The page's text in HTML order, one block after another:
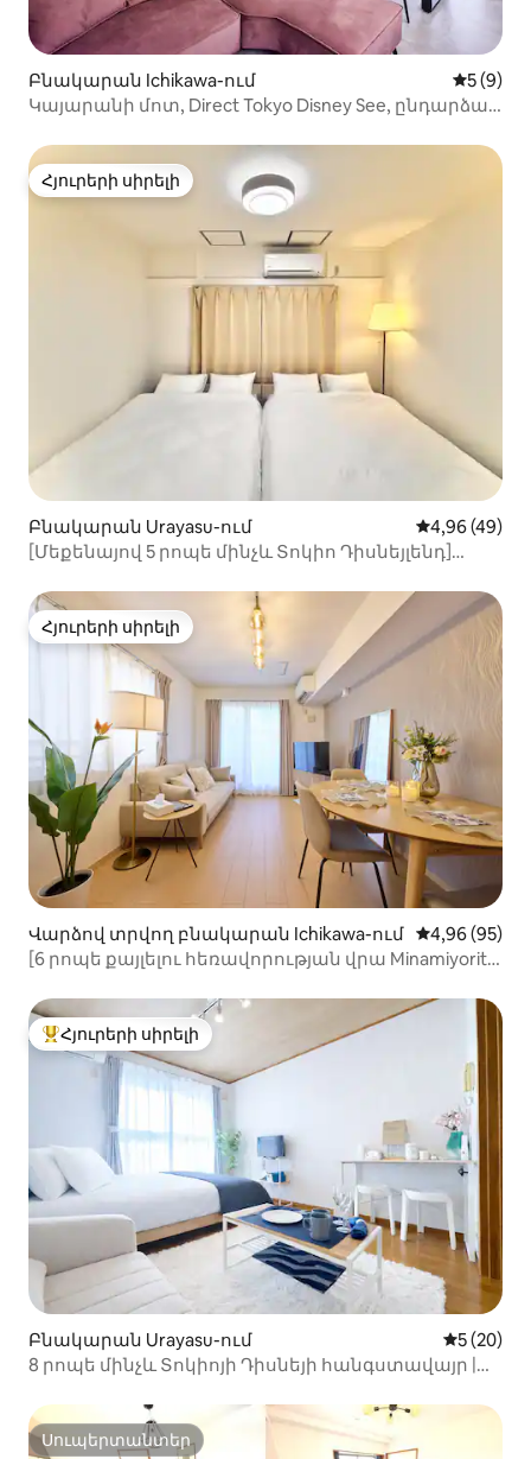
Բնակարան Ichikawa-ում Միջին
5 (9)
Կայարանի մոտ, Direct Tokyo Disney See, ընդարձակ
Հյուրերի սիրելի
Հյուրերի սիրելի
Բնակարան Urayasu-ում Միջին
4,96 (49)
[Մեքենայով 5 րոպե մինչև Տոկիո Դիսնեյլենդ]
արագ Wi-Fi
Հյուրերի սիրելի
Հյուրերի սիրելի
Վարձով տրվող բնակարան Ichikawa-ում Միջին
4,96 (95)
[6 րոպե քայլելու հեռավորության վրա Minamiyorito
քաղաքի կենտրոն | Հանգիստ և հարմարավետ
տարածք, սենյակ թիվ 201 | 50 քմ, 2 սենյակ |
Ընդարձակ տարածք
Հյուրերի սիրելի լավագույն տները
Հյուրերի սիրելի
Բնակարան Urayasu-ում Միջին
5 (20)
8 րոպե մինչև Տոկիոյի Դիսնեյի հանգստավայր |
Սուպերտանտեր
Սուպերտանտեր